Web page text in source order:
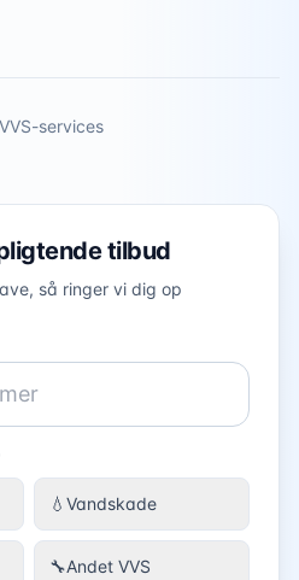
VVS-services
tilbud
så ringer vi dig op
💧 Vandskade
🔧Andet VVS